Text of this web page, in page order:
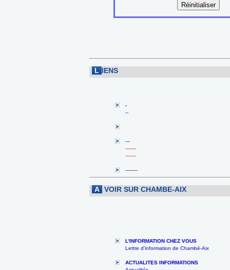
L IENS
-
--
---
-------
-------
--------
A VOIR SUR CHAMBE-AIX
L'INFORMATION CHEZ VOUS
Lettre d'information de Chambé-Aix
ACTUALITES INFORMATIONS